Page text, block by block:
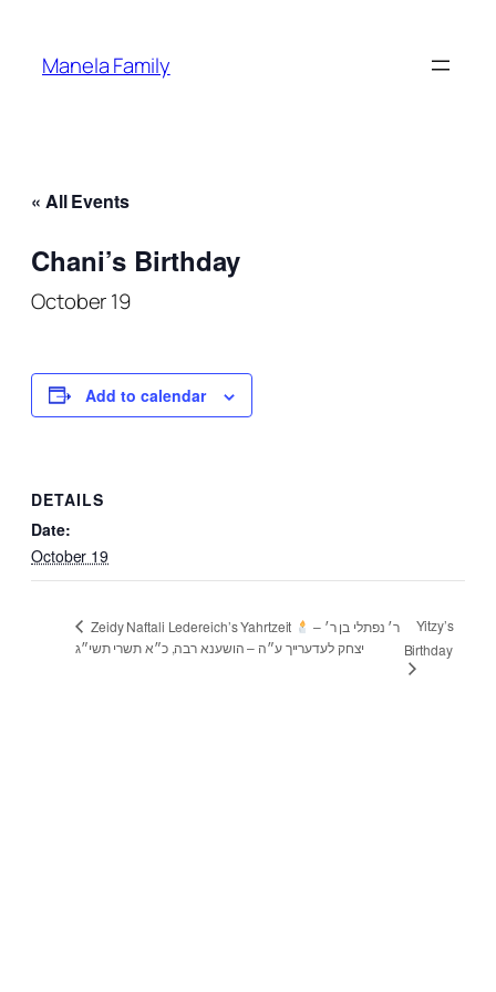
Manela Family
« All Events
Chani’s Birthday
October 19
Add to calendar
DETAILS
Date:
October 19
Zeidy Naftali Ledereich’s Yahrtzeit
– ר׳ נפתלי בן ר׳
יצחק לעדערייך ע״ה – הושענא רבה, כ״א תשרי תשי״ג
Yitzy’s
Birthday